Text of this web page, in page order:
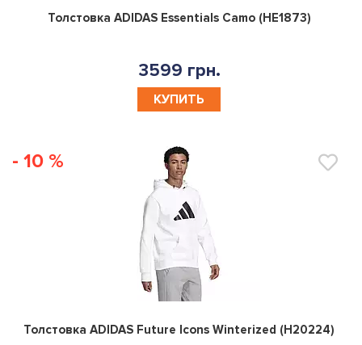
0
Толстовка ADIDAS Essentials Camo (HE1873)
3599 грн.
КУПИТЬ
- 10 %
0
Толстовка ADIDAS Future Icons Winterized (H20224)